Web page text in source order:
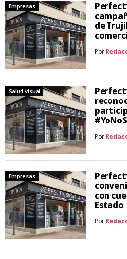
Empresas
de
Por
Salud visual
Por
Empresas
con
Estado
Por